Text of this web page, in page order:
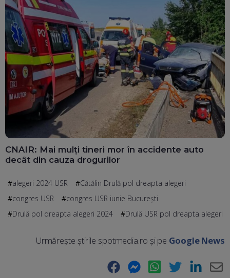
CNAIR: Mai mulți tineri mor în accidente auto
decât din cauza drogurilor
alegeri 2024 USR
Cătălin Drulă pol dreapta alegeri
congres USR
congres USR iunie București
Drulă pol dreapta alegeri 2024
Drulă USR pol dreapta alegeri
Urmărește știrile spotmedia.ro și pe Google News
Facebook Messenger WhatsApp Twitter LinkedIn